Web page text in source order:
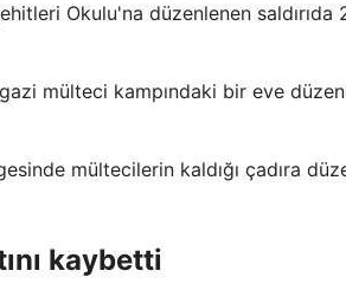
Okulu'na düzenlenen saldırıda
mülteci kampındaki bir eve
mültecilerin kaldığı çadıra
kaybetti